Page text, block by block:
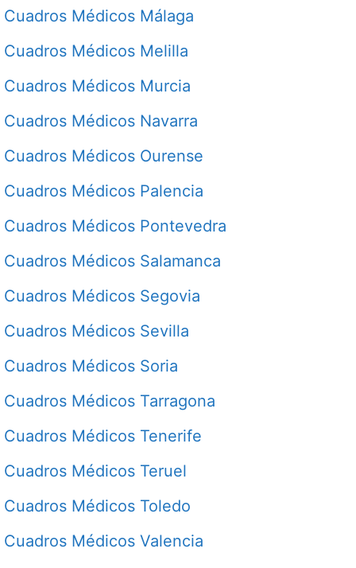
Cuadros Médicos Málaga
Cuadros Médicos Melilla
Cuadros Médicos Murcia
Cuadros Médicos Navarra
Cuadros Médicos Ourense
Cuadros Médicos Palencia
Cuadros Médicos Pontevedra
Cuadros Médicos Salamanca
Cuadros Médicos Segovia
Cuadros Médicos Sevilla
Cuadros Médicos Soria
Cuadros Médicos Tarragona
Cuadros Médicos Tenerife
Cuadros Médicos Teruel
Cuadros Médicos Toledo
Cuadros Médicos Valencia